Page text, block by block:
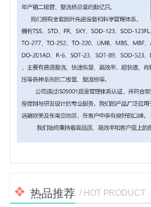
热品推荐 / HOT PRODUCT